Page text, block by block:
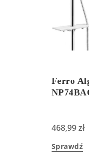
Ferro
468,99zł
Sprawdź